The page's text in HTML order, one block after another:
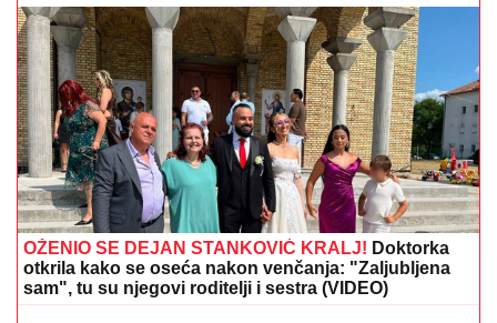
MLADIĆ (21) POSLE TUČE NOŽEM IZBO MUŠKARCA
(32)Horor kod Sajma u Beogradu: Policija odmah
reagovala
Slavlje u domu Dragana Stankovića 4
dana nakon što je VERIO DEVOJKU
Čestitke se nižu: "Biću tvoj oslonac i
sigurnost! Ti si prava osoba"